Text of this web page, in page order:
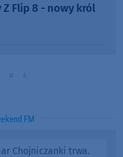
Z Flip 8 - nowy król
FM
Chojniczanki trwa.